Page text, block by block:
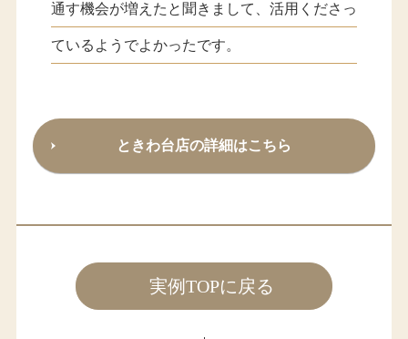
通す機会が増えたと聞きまして、活用くださっ
ているようでよかったです。
ときわ台店の詳細はこちら
実例TOPに戻る